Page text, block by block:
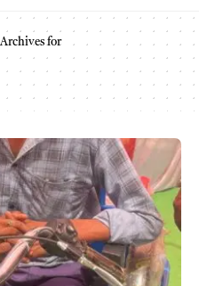
Archives for